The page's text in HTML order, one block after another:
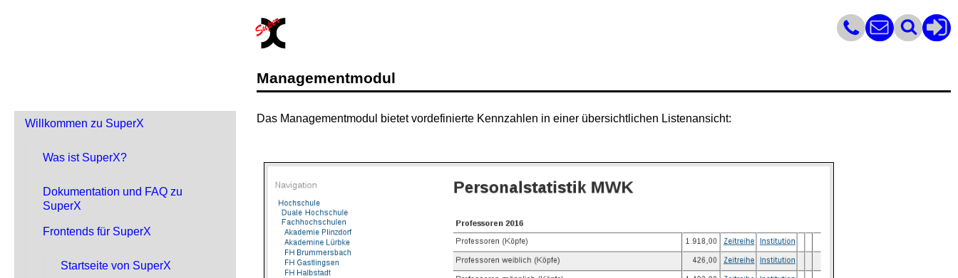
Managementmodul
Willkommen zu SuperX
Was ist SuperX?
Dokumentation und FAQ zu
SuperX
Frontends für SuperX
Startseite von SuperX
Das Managementmodul bietet vordefinierte Kennzahlen in einer übersichtlichen Listenansicht: